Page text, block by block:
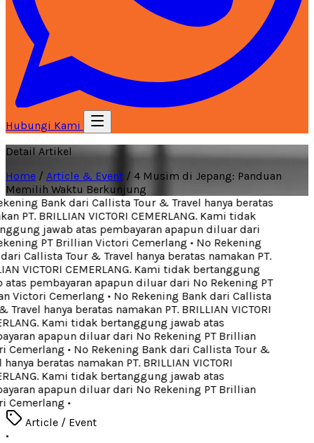
Hubungi Kami
Detail Artikel
Home / Article & Event / 4 Musim di Jepang: Panduan
Memilih Waktu Berkunjung
Bank dari Callista Tour & Travel hanya beratas
PT. BRILLIAN VICTORI CEMERLANG. Kami tidak
jawab atas pembayaran apapun diluar dari
PT Brillian Victori Cemerlang• No Rekening
Callista Tour & Travel hanya beratas namakan PT.
VICTORI CEMERLANG. Kami tidak bertanggung
pembayaran apapun diluar dari No Rekening PT
Victori Cemerlang• No Rekening Bank dari Callista
hanya beratas namakan PT. BRILLIAN VICTORI
Kami tidak bertanggung jawab atas
apapun diluar dari No Rekening PT Brillian
Cemerlang• No Rekening Bank dari Callista Tour &
beratas namakan PT. BRILLIAN VICTORI
Kami tidak bertanggung jawab atas
apapun diluar dari No Rekening PT Brillian
Cemerlang•
Article / Event
•